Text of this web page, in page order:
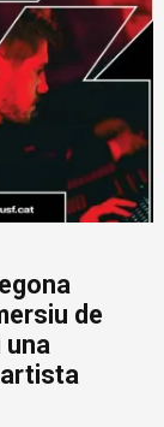
de
una